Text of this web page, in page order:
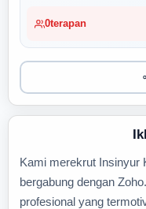
0terapan
Kami merekrut Insinyur
bergabung dengan
profesional yang